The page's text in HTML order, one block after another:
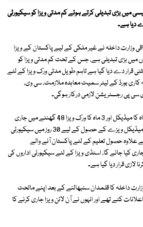
میں بڑی تبدیلی کرتے ہوئے کم مدتی ویزا کو سیکیورٹی
دیا ہے۔
وزارت داخلہ نے غیر ملکی کے لیے پاکستان کے ویزا
میں بڑی تبدیلی ہے، جس کے تحت کم مدتی ویزا کو
قرار دے دیا گیا ہے تاہم طویل مدتی ورک ویزا کے لئے
کاری بورڈ کے لیٹر سمیت معاہدہ ملازمت، سی وی،
سی پی رجسٹریشن لازمی درکار ہوگی۔
نئی پالیسی کے مطابق ایک ماہ کا میڈیکل اور 3 ماہ کا ورک ویزا 48 گھنٹے میں جاری
کردیا جائے گا۔ ایک سال کے میڈیکل ویزے کے حصول کے لیے 30 روز میں سیکیورٹی
حصول تعلیم کے لئے پاکستان آنے والے
کا ویزا جاری کیا جائے گا، اسٹڈی ویزا کے لئے سیکیورٹی اداروں کی
لازی قرار دیا گیا ہے۔
داخلہ کا قلمدان سنبھالنے کے بعد اپنے ماتحت
کئے تھے اور انہوں نے آن لائن ویزا جاری کرنے کا